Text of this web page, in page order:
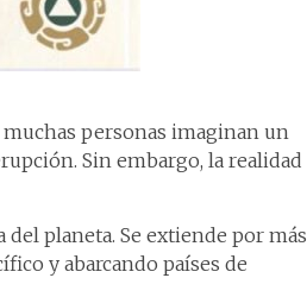
personas imaginan un
Sin embargo, la realidad
planeta. Se extiende por más
y abarcando países de